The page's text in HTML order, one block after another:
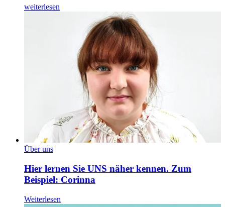
weiterlesen
Über uns
Hier lernen Sie UNS näher kennen. Zum
Beispiel: Corinna
Weiterlesen